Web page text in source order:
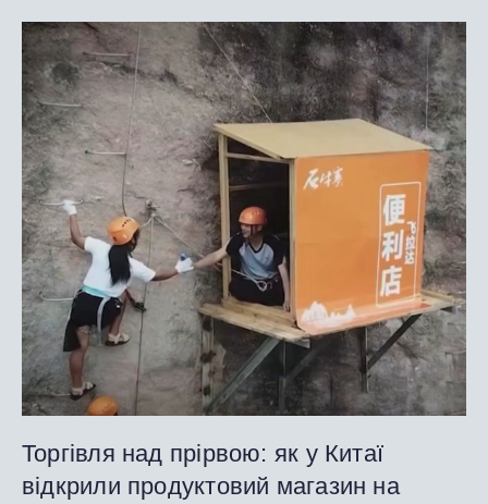
Торгівля над прірвою: як у Китаї
відкрили продуктовий магазин на